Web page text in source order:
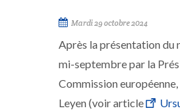
Mardi 29 octobre 2024
Après la présentation du
mi-septembre par la
Commission
Leyen (voir article